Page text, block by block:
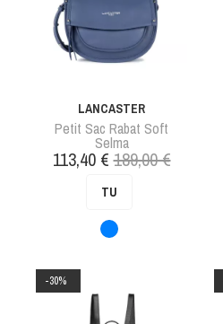
LANCASTER
Petit Sac Rabat Soft
Selma
Prix
113,40 €Prix
base
189,00 €
TU
Bleu
-30%